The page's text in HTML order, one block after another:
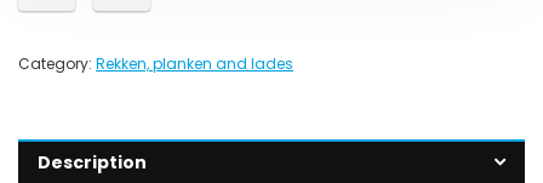
Category: Rekken, planken and lades
Description